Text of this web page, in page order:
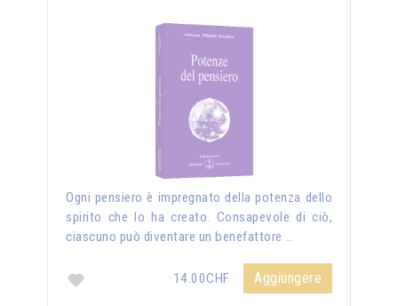
Ogni pensiero è impregnato della potenza dello
spirito che lo ha creato. Consapevole di ciò,
ciascuno può diventare un benefattore …
14.00CHF Aggiungere